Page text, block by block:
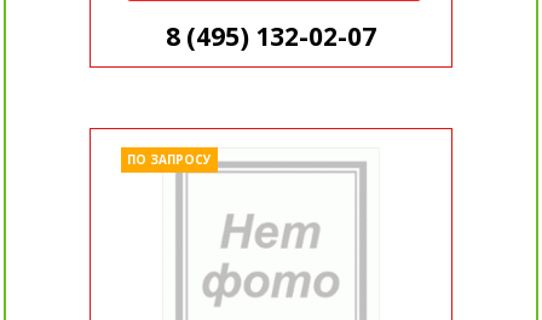
8 (495) 132-02-07
ПО ЗАПРОСУ